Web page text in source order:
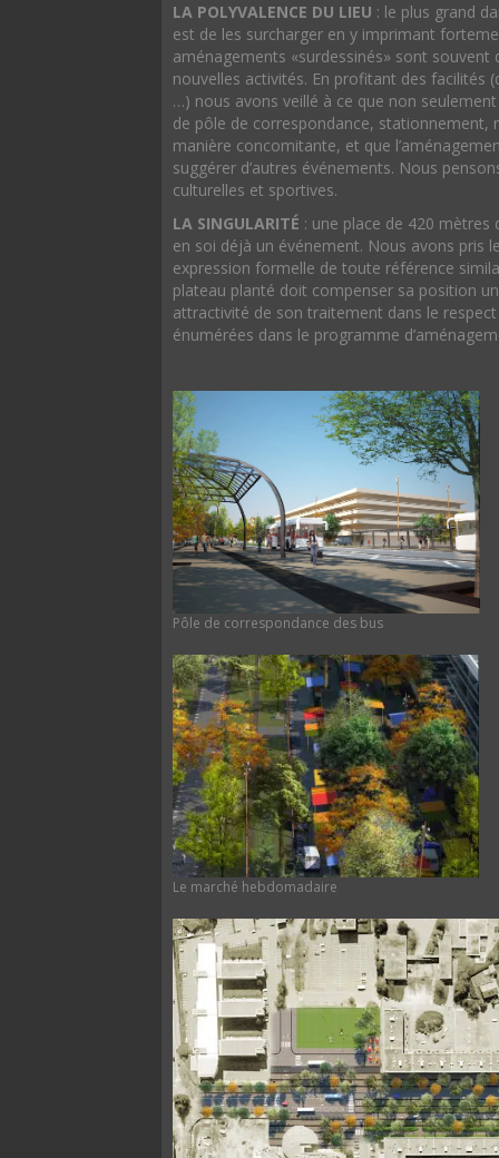
LA POLYVALENCE DU LIEU : le plus grand
est de les surcharger en y imprimant
aménagements «surdessinés» sont souvent
nouvelles activités. En profitant des facilités
…) nous avons veillé à ce que non
de pôle de correspondance,
manière concomitante, et que
suggérer d’autres événements. Nous
culturelles et sportives.
LA SINGULARITÉ : une place de 420
en soi déjà un événement. Nous avons pris
expression formelle de toute référence
plateau planté doit compenser sa position
attractivité de son traitement dans le
énumérées dans le programme
Pôle de correspondance des bus
Le marché hebdomadaire